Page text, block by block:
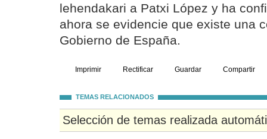
lehendakari a Patxi López y ha
ahora se evidencie que existe una
Gobierno de España.
Imprimir Rectificar Guardar Compartir
TEMAS RELACIONADOS
Selección de temas realizada